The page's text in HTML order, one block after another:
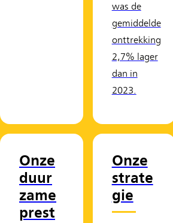
was de
gemiddelde
onttrekking
2,7% lager
dan in
2023.
Onze
duur
zame
prest
Onze
strate
gie